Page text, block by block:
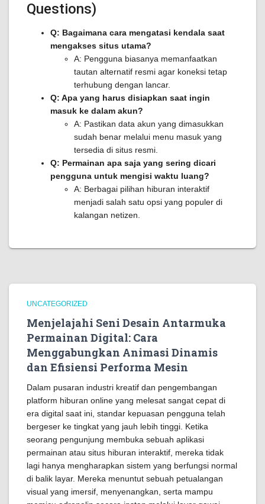
Questions)
Q: Bagaimana cara mengatasi kendala saat
mengakses situs utama?
A: Pengguna biasanya memanfaatkan
tautan alternatif resmi agar koneksi tetap
terhubung dengan lancar.
Q: Apa yang harus disiapkan saat ingin
masuk ke dalam akun?
A: Pastikan data akun yang dimasukkan
sudah benar melalui menu masuk yang
tersedia di situs resmi.
Q: Permainan apa saja yang sering dicari
pengguna untuk mengisi waktu luang?
A: Berbagai pilihan hiburan interaktif
menjadi salah satu opsi yang populer di
kalangan netizen.
UNCATEGORIZED
Menjelajahi Seni Desain Antarmuka
Permainan Digital: Cara
Menggabungkan Animasi Dinamis
dan Efisiensi Performa Mesin
Dalam pusaran industri kreatif dan pengembangan
platform hiburan online yang melesat sangat cepat di
era digital saat ini, standar kepuasan pengguna telah
bergeser ke tingkat yang jauh lebih tinggi. Ketika
seorang pengunjung membuka sebuah aplikasi
permainan atau situs hiburan interaktif, mereka tidak
lagi hanya mengharapkan sistem yang berfungsi normal
di balik layar. Mereka menuntut sebuah petualangan
visual yang imersif, menyenangkan, serta mampu